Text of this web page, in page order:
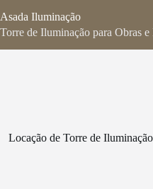
para
o
Asada Iluminação
Torre de Iluminação para Obras e
Locação de Torre de